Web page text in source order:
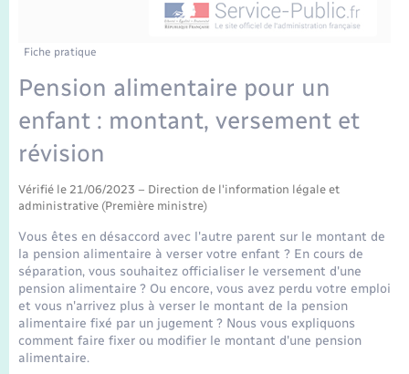
Mariage – PACS
Parrainage civil
Recensement
Fiche pratique
Pension alimentaire pour un
enfant : montant, versement et
révision
Vérifié le 21/06/2023 – Direction de l'information légale et
administrative (Première ministre)
Vous êtes en désaccord avec l'autre parent sur le montant de
la pension alimentaire à verser votre enfant ? En cours de
séparation, vous souhaitez officialiser le versement d'une
pension alimentaire ? Ou encore, vous avez perdu votre emploi
et vous n'arrivez plus à verser le montant de la pension
alimentaire fixé par un jugement ? Nous vous expliquons
comment faire fixer ou modifier le montant d'une pension
alimentaire.